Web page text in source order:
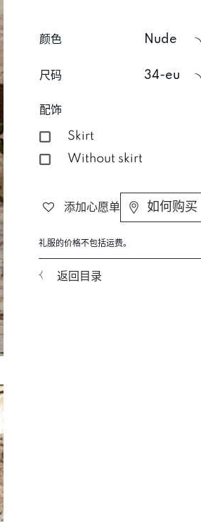
颜色 nude
尺码 34-eu
配饰
Skirt
Without skirt
添加心愿单 如何购买
礼服的价格不包括运费。
返回目录